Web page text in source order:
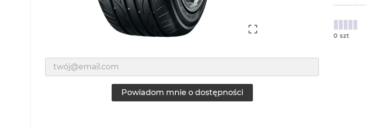

Powiadom mnie o dostępności
0 szt